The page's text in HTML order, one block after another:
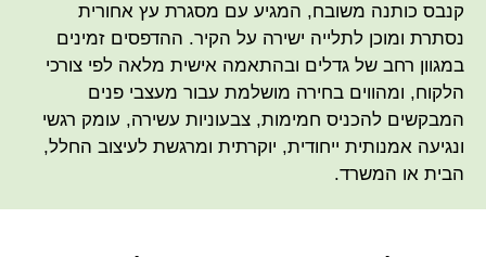
קנבס כותנה משובח, המגיע עם מסגרת עץ אחורית
נסתרת ומוכן לתלייה ישירה על הקיר. ההדפסים זמינים
במגוון רחב של גדלים ובהתאמה אישית מלאה לפי צורכי
הלקוח, ומהווים בחירה מושלמת עבור מעצבי פנים
המבקשים להכניס חמימות, צבעוניות עשירה, עומק רגשי
ונגיעה אמנותית ייחודית, יוקרתית ומרגשת לעיצוב החלל,
הבית או המשרד.